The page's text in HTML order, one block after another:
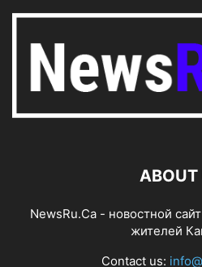
ABOUT
NewsRu.Ca - новостной
жителей
Contact us: